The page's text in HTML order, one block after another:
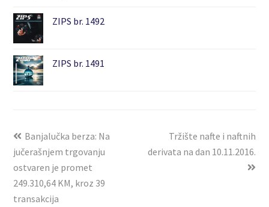
ZIPS br. 1492
ZIPS br. 1491
Banjalučka berza: Na
jučerašnjem trgovanju
ostvaren je promet
249.310,64 KM, kroz 39
transakcija
Tržište nafte i naftnih
derivata na dan 10.11.2016.